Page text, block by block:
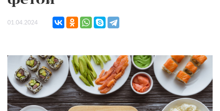
01.04.2024